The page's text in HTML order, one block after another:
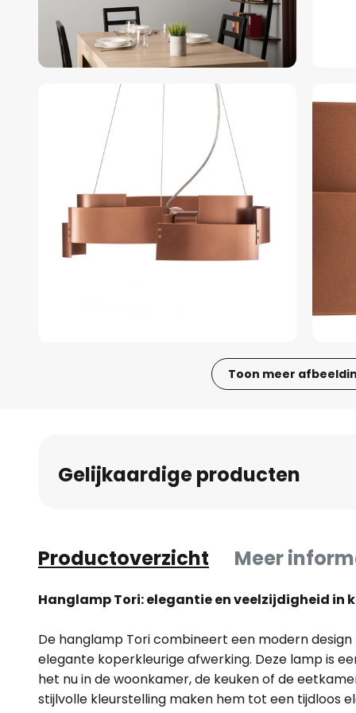
Toon meer
vanGelijkaardige producten
Productoverzicht Meer
Hanglamp Tori: elegantie en veelzijdigheid in
De hanglamp Tori combineert een modern
elegante koperkleurige afwerking. Deze lamp is
het nu in de woonkamer, de keuken of de
stijlvolle kleurstelling maken hem tot een tijdloos